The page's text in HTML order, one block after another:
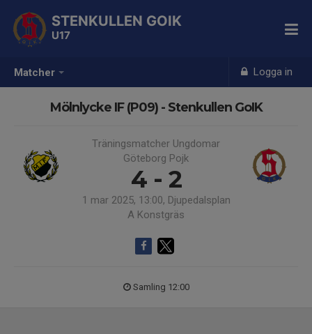
Matcher Logga in
STENKULLEN GOIK
U17
Mölnlycke IF (P09) - Stenkullen GoIK
Träningsmatcher Ungdomar
Göteborg Pojk
4 - 2
1 mar 2025, 13:00, Djupedalsplan
A Konstgräs
Samling 12:00